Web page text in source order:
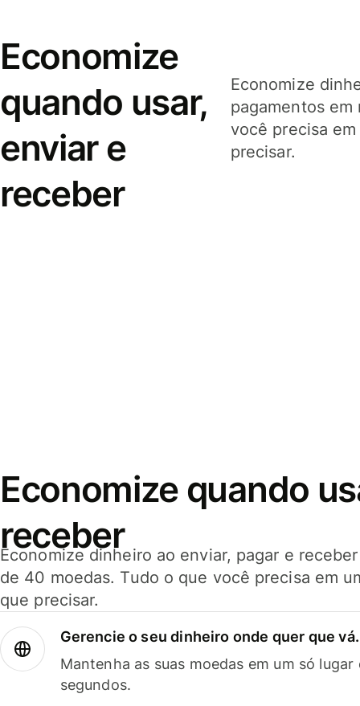
Economize
quando usar,
enviar e
receber
Economize
pagamentos
você precisa
precisar.
Economize quando
receber
Economize dinheiro ao enviar, pagar e
de 40 moedas. Tudo o que você precisa em
que precisar.
Gerencie o seu dinheiro onde quer que vá.
Mantenha as suas moedas em um só
segundos.